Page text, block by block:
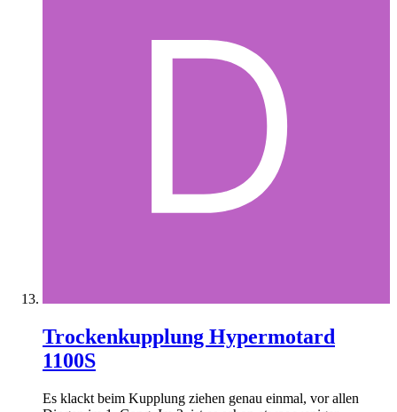
Trockenkupplung Hypermotard
1100S
Es klackt beim Kupplung ziehen genau einmal, vor allen